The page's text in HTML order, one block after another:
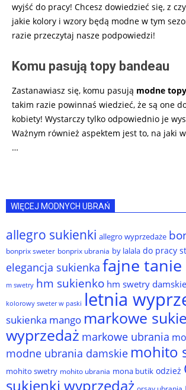
wyjść do pracy! Chcesz dowiedzieć się, z
jakie kolory i wzory będą modne w tym
razie przeczytaj nasze podpowiedzi!
Komu pasują topy bandeau
Zastanawiasz się, komu pasują modne
takim razie powinnaś wiedzieć, że są one
kobiety! Wystarczy tylko odpowiednio je
Ważnym również aspektem jest to, na jaki
…
WIĘCEJ MODNYCH UBRAŃ
allegro sukienki allegro wyprzedaże
bonprix sweter bonprix ubrania by lalala do pracy
elegancja sukienka fajne
m swetry hm sukienko hm swetry damskie
kolorowy sweter w paski letnia
sukienka mango markowe
wyprzedaż markowe ubrania
modne ubrania damskie mohito
mohito swetry mohito ubrania mona butik odzież
sukienki wyprzedaż